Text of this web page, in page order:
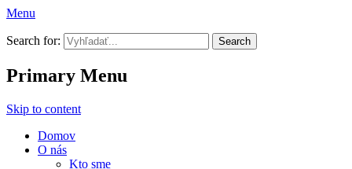
Menu
Prekroč svoj tieň
Search for:
Primary Menu
Skip to content
Domov
O nás
Kto sme